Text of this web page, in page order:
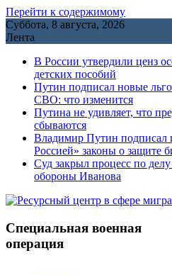
Перейти к содержимому
Суббота, 8 августа, 2026
Лента
В России утвердили ценз
детских пособий
Путин подписал новые
СВО: что изменится
Путина не удивляет, что
сбываются
Владимир Путин
Россией» законы о защите
Cуд закрыл процесс по
обороны Иванова
Специальная военная
операция